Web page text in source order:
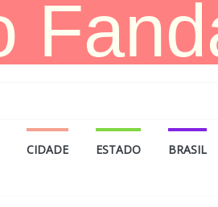
CIDADE ESTADO BRASIL